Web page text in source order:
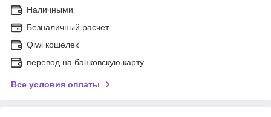
Наличными
Безналичный расчет
Qiwi кошелек
перевод на банковскую карту
Все условия оплаты